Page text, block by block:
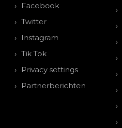
Facebook
Twitter
Instagram
Tik Tok
Privacy settings
Partnerberichten